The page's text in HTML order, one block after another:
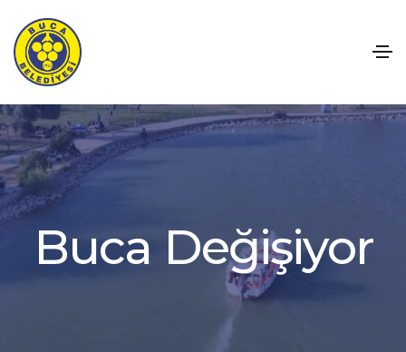
a Değişiyor